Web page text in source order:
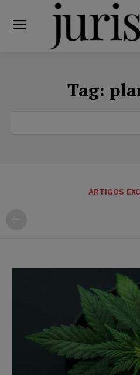
Tag:
ARTIGOS